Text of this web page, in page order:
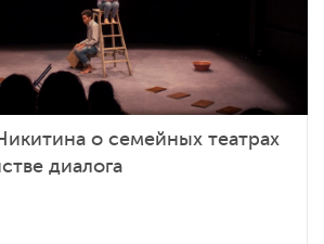
о семейных театрах
диалога